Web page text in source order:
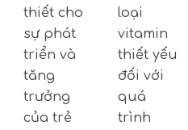
thiết cho
sự phát
triển và
tăng
trưởng
của trẻ
loại
vitamin
thiết yếu
đối với
quá
trình